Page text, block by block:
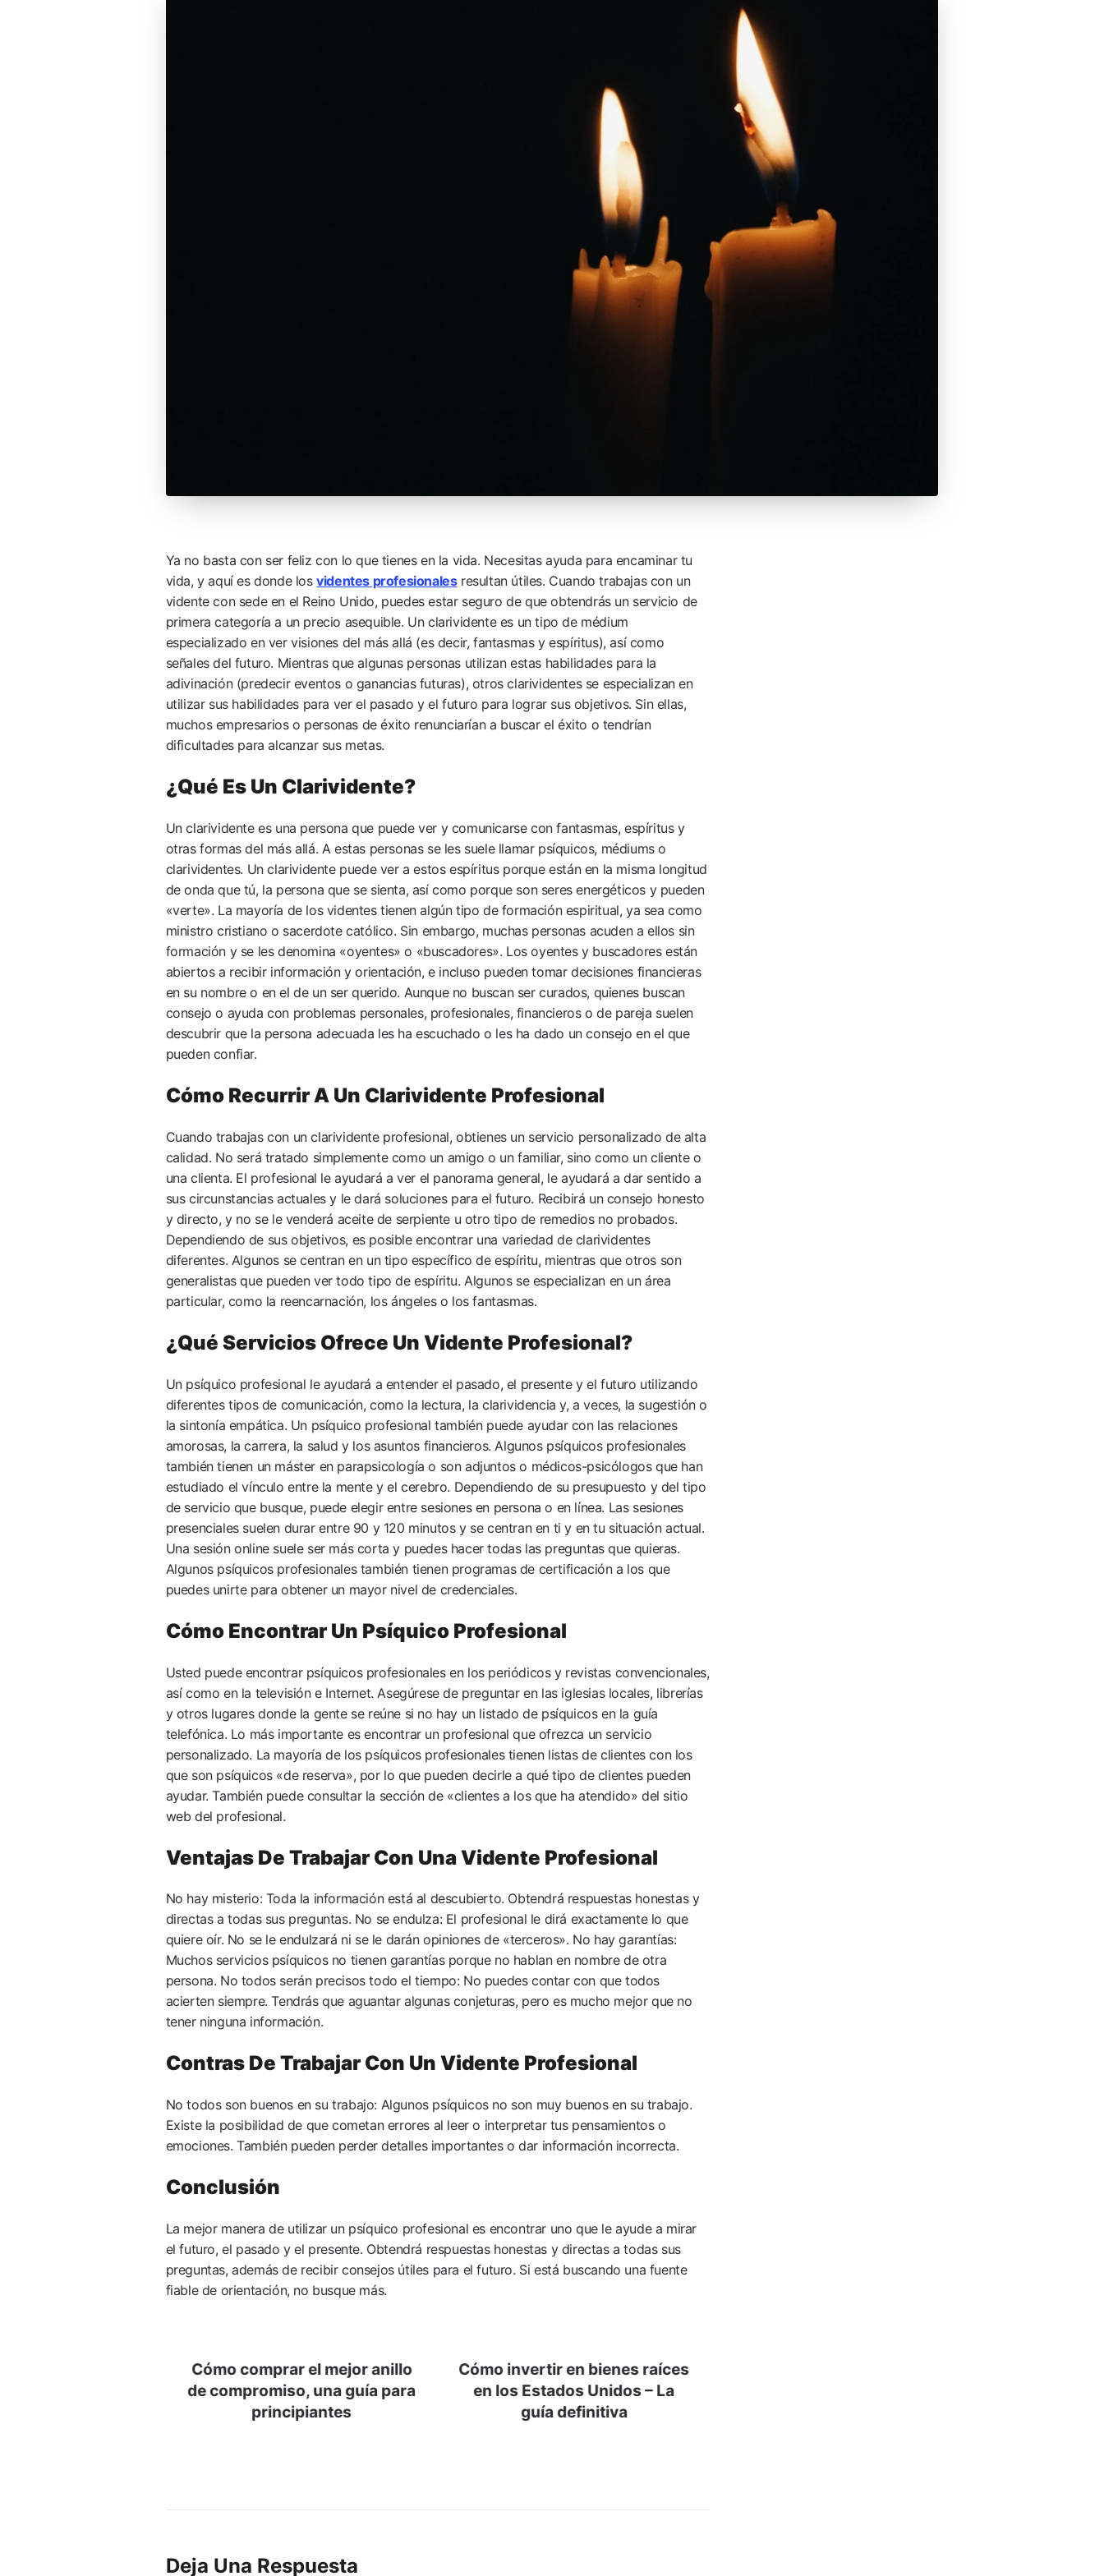
Ya no basta con ser feliz con lo que tienes en la vida. Necesitas ayuda para encaminar tu
vida, y aquí es donde losvidentes profesionalesresultan útiles. Cuando trabajas con un
vidente con sede en el Reino Unido, puedes estar seguro de que obtendrás un servicio de
primera categoría a un precio asequible. Un clarividente es un tipo de médium
especializado en ver visiones del más allá (es decir, fantasmas y espíritus), así como
señales del futuro. Mientras que algunas personas utilizan estas habilidades para la
adivinación (predecir eventos o ganancias futuras), otros clarividentes se especializan en
utilizar sus habilidades para ver el pasado y el futuro para lograr sus objetivos. Sin ellas,
muchos empresarios o personas de éxito renunciarían a buscar el éxito o tendrían
dificultades para alcanzar sus metas.
¿Qué Es Un Clarividente?
Un clarividente es una persona que puede ver y comunicarse con fantasmas, espíritus y
otras formas del más allá. A estas personas se les suele llamar psíquicos, médiums o
clarividentes. Un clarividente puede ver a estos espíritus porque están en la misma longitud
de onda que tú, la persona que se sienta, así como porque son seres energéticos y pueden
«verte». La mayoría de los videntes tienen algún tipo de formación espiritual, ya sea como
ministro cristiano o sacerdote católico. Sin embargo, muchas personas acuden a ellos sin
formación y se les denomina «oyentes» o «buscadores». Los oyentes y buscadores están
abiertos a recibir información y orientación, e incluso pueden tomar decisiones financieras
en su nombre o en el de un ser querido. Aunque no buscan ser curados, quienes buscan
consejo o ayuda con problemas personales, profesionales, financieros o de pareja suelen
descubrir que la persona adecuada les ha escuchado o les ha dado un consejo en el que
pueden confiar.
Cómo Recurrir A Un Clarividente Profesional
Cuando trabajas con un clarividente profesional, obtienes un servicio personalizado de alta
calidad. No será tratado simplemente como un amigo o un familiar, sino como un cliente o
una clienta. El profesional le ayudará a ver el panorama general, le ayudará a dar sentido a
sus circunstancias actuales y le dará soluciones para el futuro. Recibirá un consejo honesto
y directo, y no se le venderá aceite de serpiente u otro tipo de remedios no probados.
Dependiendo de sus objetivos, es posible encontrar una variedad de clarividentes
diferentes. Algunos se centran en un tipo específico de espíritu, mientras que otros son
generalistas que pueden ver todo tipo de espíritu. Algunos se especializan en un área
particular, como la reencarnación, los ángeles o los fantasmas.
¿Qué Servicios Ofrece Un Vidente Profesional?
Un psíquico profesional le ayudará a entender el pasado, el presente y el futuro utilizando
diferentes tipos de comunicación, como la lectura, la clarividencia y, a veces, la sugestión o
la sintonía empática. Un psíquico profesional también puede ayudar con las relaciones
amorosas, la carrera, la salud y los asuntos financieros. Algunos psíquicos profesionales
también tienen un máster en parapsicología o son adjuntos o médicos-psicólogos que han
estudiado el vínculo entre la mente y el cerebro. Dependiendo de su presupuesto y del tipo
de servicio que busque, puede elegir entre sesiones en persona o en línea. Las sesiones
presenciales suelen durar entre 90 y 120 minutos y se centran en ti y en tu situación actual.
Una sesión online suele ser más corta y puedes hacer todas las preguntas que quieras.
Algunos psíquicos profesionales también tienen programas de certificación a los que
puedes unirte para obtener un mayor nivel de credenciales.
Cómo Encontrar Un Psíquico Profesional
Usted puede encontrar psíquicos profesionales en los periódicos y revistas convencionales,
así como en la televisión e Internet. Asegúrese de preguntar en las iglesias locales, librerías
y otros lugares donde la gente se reúne si no hay un listado de psíquicos en la guía
telefónica. Lo más importante es encontrar un profesional que ofrezca un servicio
personalizado. La mayoría de los psíquicos profesionales tienen listas de clientes con los
que son psíquicos «de reserva», por lo que pueden decirle a qué tipo de clientes pueden
ayudar. También puede consultar la sección de «clientes a los que ha atendido» del sitio
web del profesional.
Ventajas De Trabajar Con Una Vidente Profesional
No hay misterio: Toda la información está al descubierto. Obtendrá respuestas honestas y
directas a todas sus preguntas. No se endulza: El profesional le dirá exactamente lo que
quiere oír. No se le endulzará ni se le darán opiniones de «terceros». No hay garantías:
Muchos servicios psíquicos no tienen garantías porque no hablan en nombre de otra
persona. No todos serán precisos todo el tiempo: No puedes contar con que todos
acierten siempre. Tendrás que aguantar algunas conjeturas, pero es mucho mejor que no
tener ninguna información.
Contras De Trabajar Con Un Vidente Profesional
No todos son buenos en su trabajo: Algunos psíquicos no son muy buenos en su trabajo.
Existe la posibilidad de que cometan errores al leer o interpretar tus pensamientos o
emociones. También pueden perder detalles importantes o dar información incorrecta.
Conclusión
La mejor manera de utilizar un psíquico profesional es encontrar uno que le ayude a mirar
el futuro, el pasado y el presente. Obtendrá respuestas honestas y directas a todas sus
preguntas, además de recibir consejos útiles para el futuro. Si está buscando una fuente
fiable de orientación, no busque más.
De
Cómo comprar el mejor anillo
de compromiso, una guía para
principiantes
Cómo invertir en bienes raíces
en los Estados Unidos – La
guía definitiva
Deja Una Respuesta